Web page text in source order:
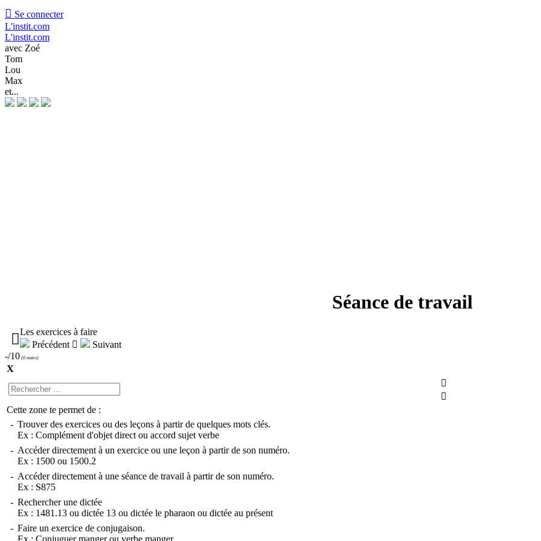
 Se connecter
L'instit.com
L'instit.com
avec Zoé
Tom
Lou
Max
et...
Séance de travail
Les exercices à faire
Précédent 
Suivant
-/10 (0 notes)
X


Cette zone te permet de :
- Trouver des exercices ou des leçons à partir de quelques mots clés.
Ex : Complément d'objet direct ou accord sujet verbe
- Accéder directement à un exercice ou une leçon à partir de son numéro.
Ex : 1500 ou 1500.2
- Accéder directement à une séance de travail à partir de son numéro.
Ex : S875
- Rechercher une dictée
Ex : 1481.13 ou dictée 13 ou dictée le pharaon ou dictée au présent
- Faire un exercice de conjugaison.
Ex : Conjuguer mangerou verbe manger